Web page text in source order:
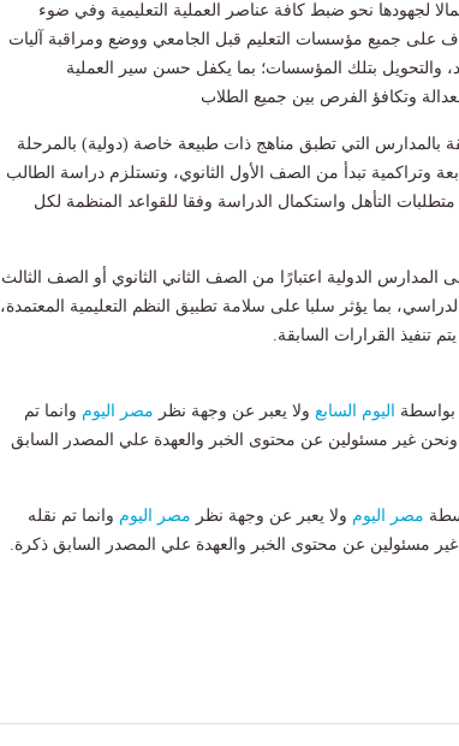
لجهودها نحو ضبط كافة عناصر العملية التعليمية وفي ضوء
على جميع مؤسسات التعليم قبل الجامعي ووضع ومراقبة آليات
والتحويل بتلك المؤسسات؛ بما يكفل حسن سير العملية
وتكافؤ الفرص بين جميع الطلاب
بالمدارس التي تطبق مناهج ذات طبيعة خاصة (دولية) بالمرحلة
وتراكمية تبدأ من الصف الأول الثانوي، وتستلزم دراسة الطالب
متطلبات التأهل واستكمال الدراسة وفقا للقواعد المنظمة لكل
المدارس الدولية اعتبارًا من الصف الثاني الثانوي أو الصف الثالث
بما يؤثر سلبا على سلامة تطبيق النظم التعليمية المعتمدة،
تنفيذ القرارات السابقة.
بواسطة اليوم السابع ولا يعبر عن وجهة نظر مصر اليوم وانما تم
ونحن غير مسئولين عن محتوى الخبر والعهدة علي المصدر السابق
مصر اليوم ولا يعبر عن وجهة نظر مصر اليوم وانما تم نقله
مسئولين عن محتوى الخبر والعهدة علي المصدر السابق ذكرة.